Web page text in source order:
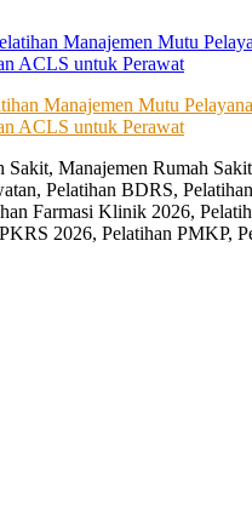
Manajemen Mutu
ACLS untuk Perawat
Manajemen Rumah
Pelatihan BDRS,
Farmasi Klinik 2026,
2026, Pelatihan PMKP,